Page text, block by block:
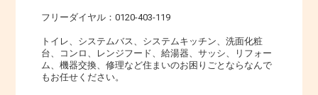
フリーダイヤル：0120-403-119
トイレ、システムバス、システムキッチン、洗面化粧
台、コンロ、レンジフード、給湯器、サッシ、リフォー
ム、機器交換、修理など住まいのお困りごとならなんで
もお任せください。